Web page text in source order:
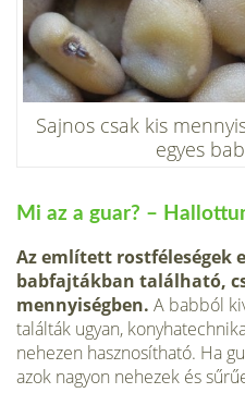
Sajnos csak kis
egyes
Mi az a guar? –
Az említett rostféleségek
babfajtákban található,
mennyiségben. A babból
találták ugyan,
nehezen hasznosítható. Ha
azok nagyon nehezek és